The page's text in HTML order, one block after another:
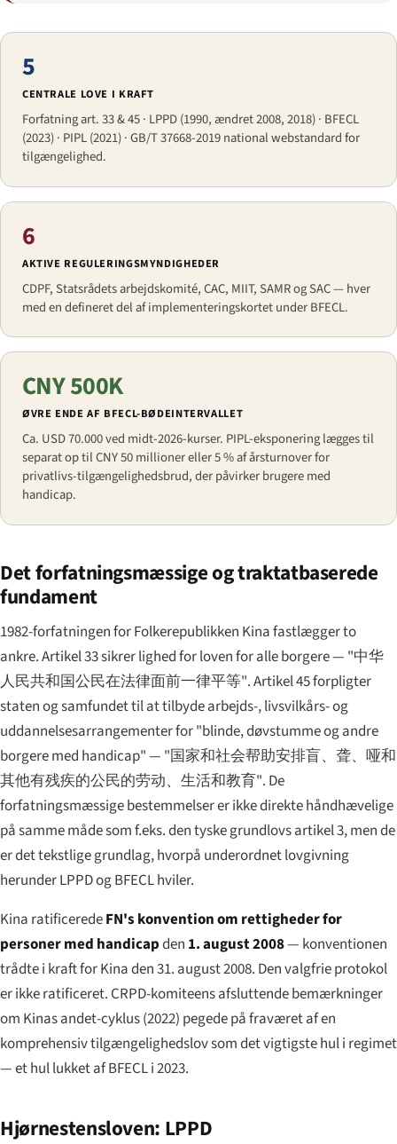
5
CENTRALE LOVE I KRAFT
Forfatning art. 33 & 45 · LPPD (1990, ændret 2008, 2018) · BFECL
(2023) · PIPL (2021) · GB/T 37668-2019 national webstandard for
tilgængelighed.
6
AKTIVE REGULERINGSMYNDIGHEDER
CDPF, Statsrådets arbejdskomité, CAC, MIIT, SAMR og SAC — hver
med en defineret del af implementerings­kortet under BFECL.
CNY 500K
ØVRE ENDE AF BFECL-BØDEINTERVALLET
Ca. USD 70.000 ved midt-2026-kurser. PIPL-eksponering lægges til
separat op til CNY 50 millioner eller 5 % af årsturnover for
privatlivs-tilgængeligheds­brud, der påvirker brugere med
handicap.
Det forfatningsmæssige og traktatbaserede
fundament
1982-forfatningen for Folkerepublikken Kina fastlægger to
ankre. Artikel 33 sikrer lighed for loven for alle borgere — "中华
人民共和国公民在法律面前一律平等". Artikel 45 forpligter
staten og samfundet til at tilbyde arbejds-, livsvilkårs- og
uddannelsesarrangementer for "blinde, døvstumme og andre
borgere med handicap" — "国家和社会帮助安排盲、聋、哑和
其他有残疾的公民的劳动、生活和教育". De
forfatningsmæssige bestemmelser er ikke direkte håndhævelige
på samme måde som f.eks. den tyske grundlovs artikel 3, men de
er det tekstlige grundlag, hvorpå underordnet lovgivning
herunder LPPD og BFECL hviler.
Kina ratificeredeFN's konvention om rettigheder for
personer med handicapden 1. august 2008— konventionen
trådte i kraft for Kina den 31. august 2008. Den valgfrie protokol
er ikke ratificeret. CRPD-komiteens afsluttende bemærkninger
om Kinas andet-cyklus (2022) pegede på fraværet af en
komprehensiv tilgængeligheds­lov som det vigtigste hul i regimet
— et hul lukket af BFECL i 2023.
Hjørnestens­loven: LPPD